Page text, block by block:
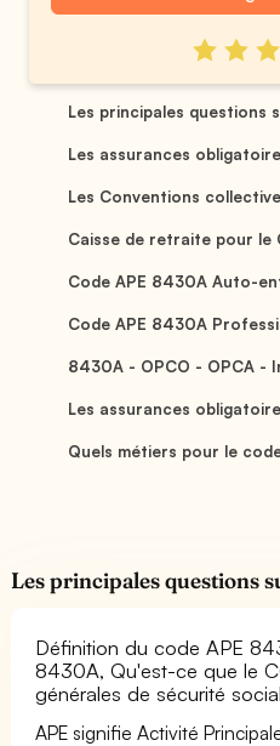
Les principales questions
Les assurances
Les Conventions
Caisse de retraite pour le
Code APE 8430A Auto-
Code APE 8430A
8430A - OPCO - OPCA -
Les assurances
Quels métiers pour le
Les principales questions
Définition du code APE
8430A, Qu'est-ce que le
générales de sécurité
APE signifie Activité